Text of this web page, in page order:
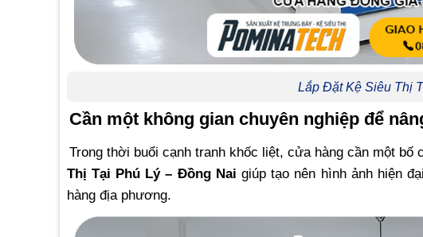
Lắp Đặt Kệ Siêu Thị
Cần một không gian chuyên nghiệp để
Trong thời buổi cạnh tranh khốc liệt, cửa hàng cần một
Thị Tại Phú Lý – Đồng Nai giúp tạo nên hình ảnh hiện
hàng địa phương.